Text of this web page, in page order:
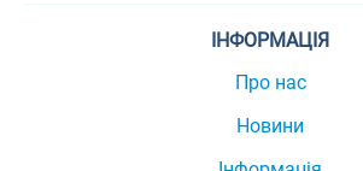
ІНФОРМАЦІЯ
Про нас
Новини